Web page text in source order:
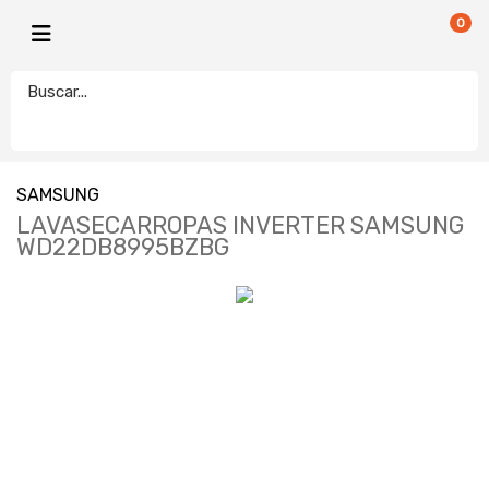
0
SAMSUNG
LAVASECARROPAS INVERTER SAMSUNG
WD22DB8995BZBG